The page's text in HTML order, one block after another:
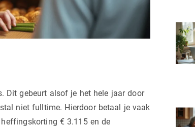
Dit gebeurt alsof je het hele jaar door
niet fulltime. Hierdoor betaal je vaak
€ 3.115 en de